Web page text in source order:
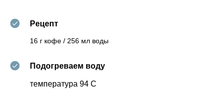
Рецепт
16 г кофе / 256 мл воды
Подогреваем воду
температура 94 С